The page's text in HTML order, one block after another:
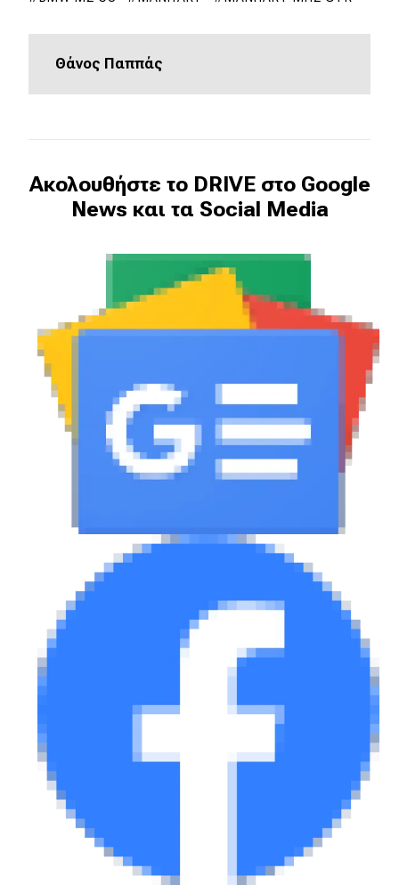
eDRIVE
DRIVE USED
Θάνος Παππάς
Ακολουθήστε το DRIVE στο Google
News και τα Social Media